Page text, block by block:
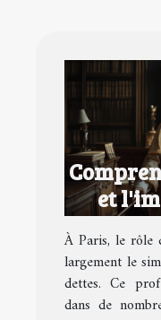
et
huissier
À Paris, le rôle
largement le
dettes. Ce
dans de